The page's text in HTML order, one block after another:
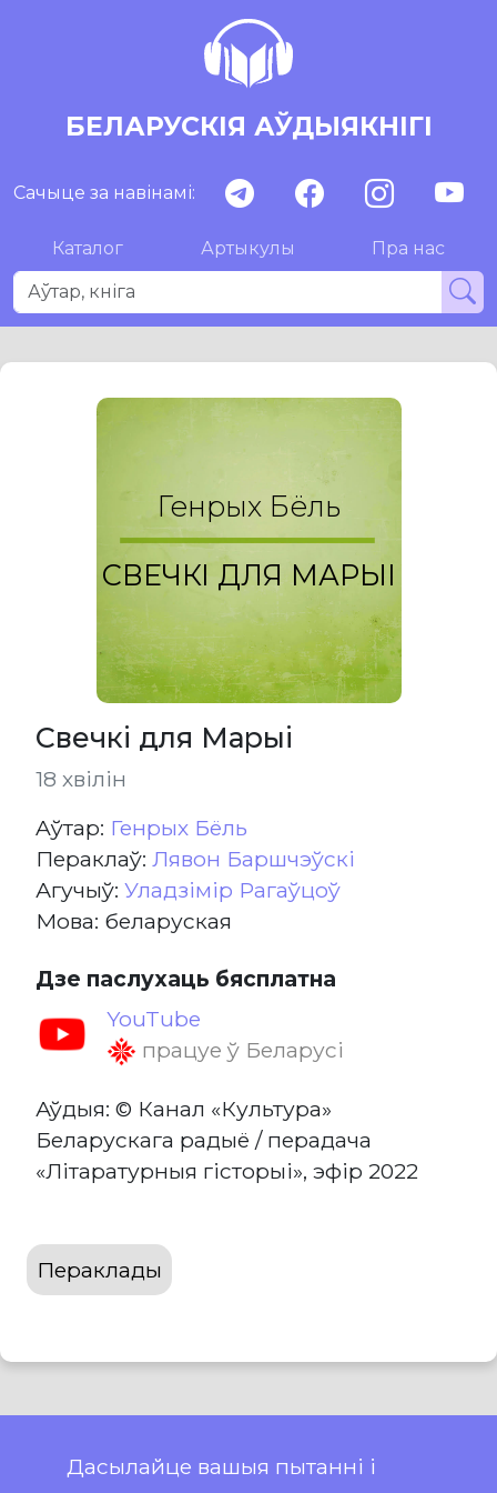
БЕЛАРУСКІЯ АЎДЫЯКНІГІ
Сачыце за навінамі:
Каталог Артыкулы Пра нас
Генрых Бёль
СВЕЧКІ ДЛЯ МАРЫІ
Свечкі для Марыі
18 хвілін
Aўтар: Генрых Бёль
Пераклаў: Лявон Баршчэўскі
Агучыў: Уладзімір Рагаўцоў
Мова: беларуская
Дзе паслухаць бясплатна
YouTube
працуе ў Беларусі
Аўдыя: © Канал «Культура»
Беларускага радыё / перадача
«Літаратурныя гісторыі», эфір 2022
Пераклады
Дасылайце вашыя пытанні і